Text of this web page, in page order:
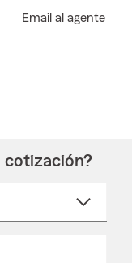
Email al agente
cotización?